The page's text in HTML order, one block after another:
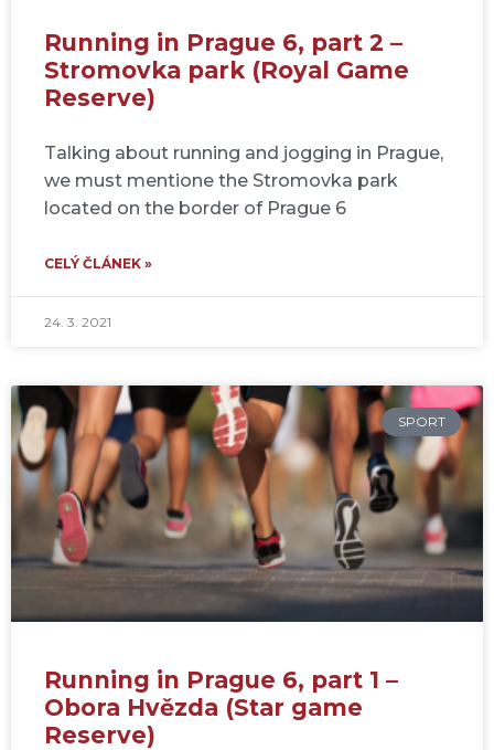
Running in Prague 6, part 2 –
Stromovka park (Royal Game
Reserve)
Talking about running and jogging in Prague,
we must mentione the Stromovka park
located on the border of Prague 6
CELÝ ČLÁNEK »
24. 3. 2021
SPORT
Running in Prague 6, part 1 –
Obora Hvězda (Star game
Reserve)